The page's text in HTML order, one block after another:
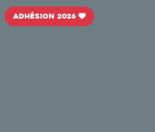
Adhésion 2026